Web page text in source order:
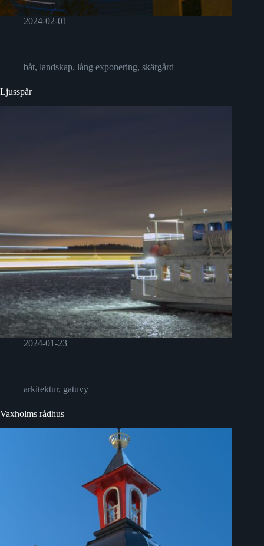
2024-02-01
båt, landskap, lång exponering, skärgård
Ljusspår
2024-01-23
arkitektur, gatuvy
Vaxholms rådhus